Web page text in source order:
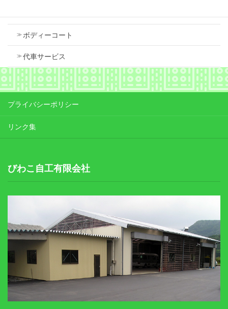
ボディーコート
代車サービス
プライバシーポリシー
リンク集
びわこ自工有限会社